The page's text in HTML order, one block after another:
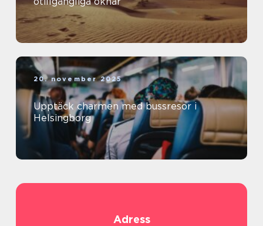
20. november 2025
Upptäck charmen med bussresor i
Helsingborg
Adress